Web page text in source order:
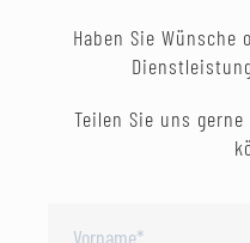
Haben Sie Wünsche
Teilen Sie uns